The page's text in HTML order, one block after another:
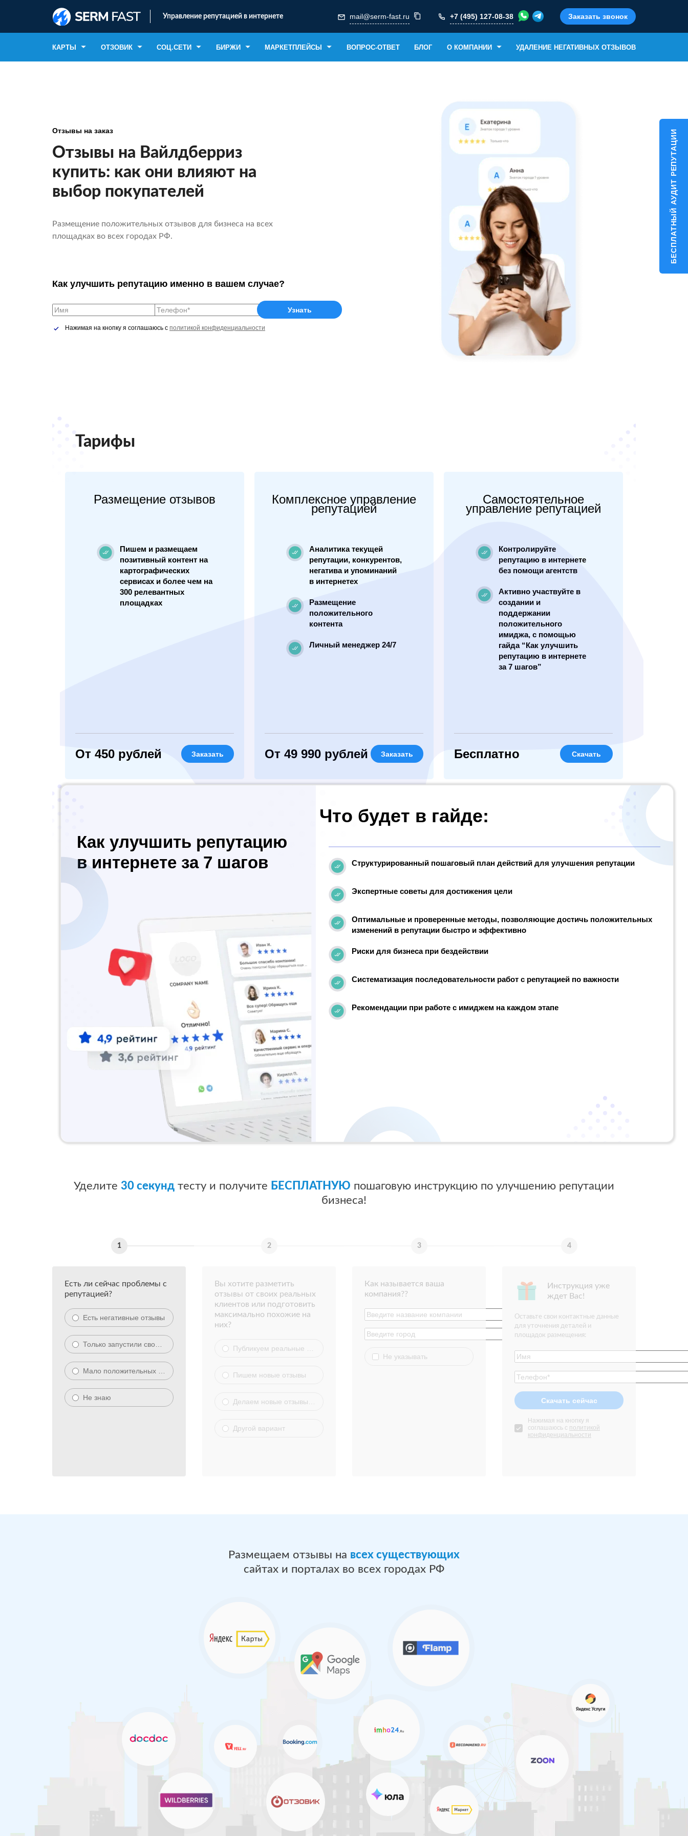
Управление репутацией в интернете mail@serm-fast.ru +7 (495) 127-08-38 Заказать звонок
КАРТЫ ОТЗОВИК СОЦ.СЕТИ БИРЖИ МАРКЕТПЛЕЙСЫ ВОПРОС-ОТВЕТ БЛОГ О КОМПАНИИ УДАЛЕНИЕ НЕГАТИВНЫХ ОТЗЫВОВ
Отзывы на заказ
Отзывы на Вайлдберриз
купить: как они влияют на
выбор покупателей
Размещение положительных отзывов для бизнеса на всех
площадках во всех городах РФ.
Как улучшить репутацию именно в вашем случае?
Нажимая на кнопку я соглашаюсь с политикой конфиденциальности
Тарифы
Размещение отзывов
Пишем и размещаем
позитивный контент на
картографических
сервисах и более чем на
300 релевантных
площадках
От 450 рублей Заказать
Комплексное управление
репутацией
Аналитика текущей
репутации, конкурентов,
негатива и упоминаний
в интернетех
Размещение
положительного
контента
Личный менеджер 24/7
От 49 990 рублей Заказать
Самостоятельное
управление репутацией
Контролируйте
репутацию в интернете
без помощи агентств
Активно участвуйте в
создании и
поддержании
положительного
имиджа, с помощью
гайда “Как улучшить
репутацию в интернете
за 7 шагов”
Бесплатно Скачать
Как улучшить репутацию
в интернете за 7 шагов
Что будет в гайде:
Структурированный пошаговый план действий для улучшения репутации
Экспертные советы для достижения цели
Оптимальные и проверенные методы, позволяющие достичь положительных
изменений в репутации быстро и эффективно
Риски для бизнеса при бездействии
Систематизация последовательности работ с репутацией по важности
Рекомендации при работе с имиджем на каждом этапе
Уделите 30 секунд тесту и получите БЕСПЛАТНУЮ пошаговую инструкцию по улучшению репутации
бизнеса!
Есть ли сейчас проблемы с
репутацией?
Есть негативные отзывы
Не знаю
Вы хотите разметить
отзывы от своих реальных
клиентов или подготовить
максимально похожие на
них?
Пишем новые отзывы
Другой вариант
Как называется ваша
компания??
Не указывать
Инструкция уже
ждет Вас!
Оставьте свои контактные данные
для уточнения деталей и
площадок размещения:
Нажимая на кнопку я
соглашаюсь с политикой
конфиденциальности
Размещаем отзывы на всех существующих
сайтах и порталах во всех городах РФ
БЕСПЛАТНЫЙ АУДИТ РЕПУТАЦИИ